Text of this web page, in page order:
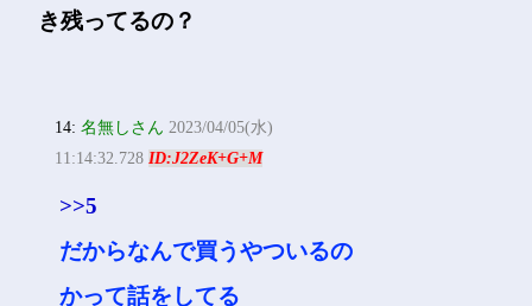
き残ってるの？
14:名無しさん 2023/04/05(水)
11:14:32.728ID:J2ZeK+G+M
>>5
だからなんで買うやついるの
かって話をしてる